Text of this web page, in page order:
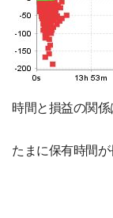
時間と損益の関係
たまに保有時間が